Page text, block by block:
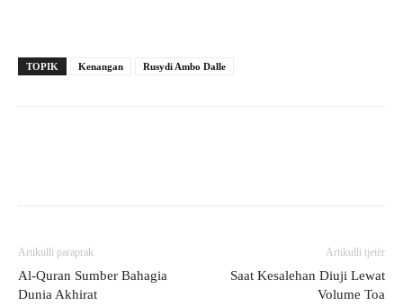
TOPIK Kenangan Rusydi Ambo Dalle
Artikulli paraprak
Al-Quran Sumber Bahagia
Dunia Akhirat
Artikulli tjetër
Saat Kesalehan Diuji Lewat
Volume Toa